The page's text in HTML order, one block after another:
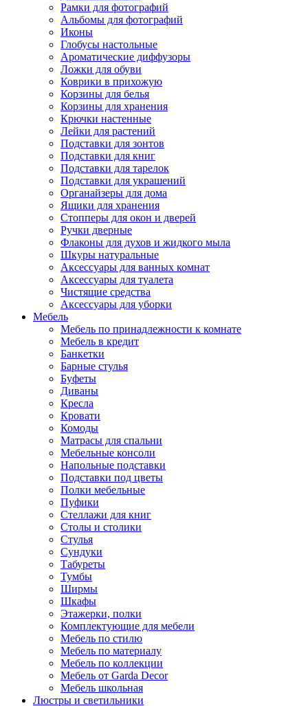
Рамки для фотографий
Альбомы для фотографий
Иконы
Глобусы настольные
Ароматические диффузоры
Ложки для обуви
Коврики в прихожую
Корзины для белья
Корзины для хранения
Крючки настенные
Лейки для растений
Подставки для зонтов
Подставки для книг
Подставки для тарелок
Подставки для украшений
Органайзеры для дома
Ящики для хранения
Стопперы для окон и дверей
Ручки дверные
Флаконы для духов и жидкого мыла
Шкуры натуральные
Аксессуары для ванных комнат
Аксессуары для туалета
Чистящие средства
Аксессуары для уборки
Мебель
Мебель по принадлежности к комнате
Мебель в кредит
Банкетки
Барные стулья
Буфеты
Диваны
Кресла
Кровати
Комоды
Матрасы для спальни
Мебельные консоли
Напольные подставки
Подставки под цветы
Полки мебельные
Пуфики
Стеллажи для книг
Столы и столики
Стулья
Сундуки
Табуреты
Тумбы
Ширмы
Шкафы
Этажерки, полки
Комплектующие для мебели
Мебель по стилю
Мебель по материалу
Мебель по коллекции
Мебель от Garda Decor
Мебель школьная
Люстры и светильники